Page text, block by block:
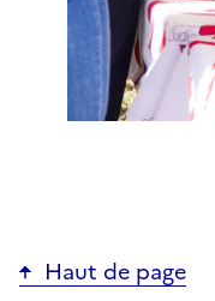
Haut de page